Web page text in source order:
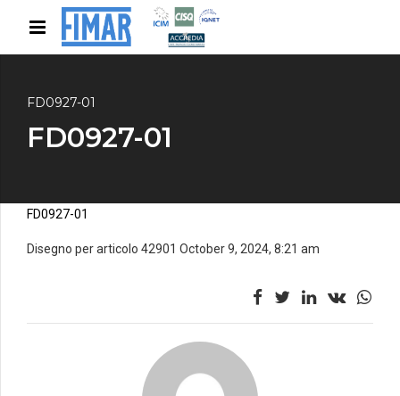
FD0927-01
FD0927-01
FD0927-01
Disegno per articolo 42901 October 9, 2024, 8:21 am